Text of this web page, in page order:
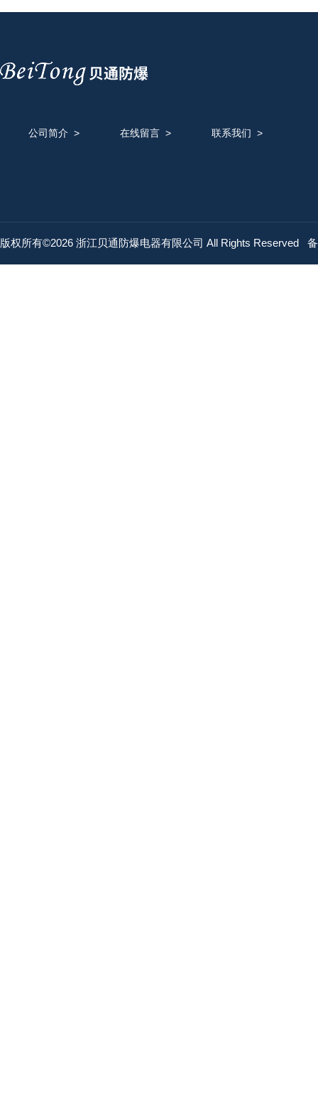
公司简介 > 在线留言> 联系我们 >
版权所有©2026 浙江贝通防爆电器有限公司 All Rights Reserved